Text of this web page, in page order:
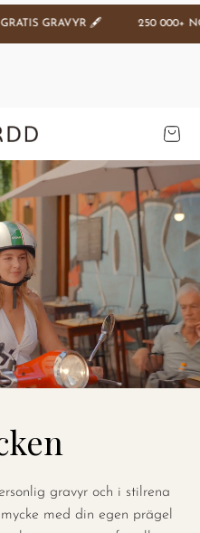
GRAVYR 🖋️ 250 000+
(SE)
gravyr och i stilrena
med din egen prägel